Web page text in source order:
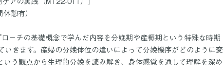
憩有）
ーチの基礎概念で学んだ内容を分娩期や産褥期という特殊な時期
いきます。産婦の分娩体位の違いによって分娩機序がどのように変
う観点から生理的分娩を読み解き、身体感覚を通して理解を深め